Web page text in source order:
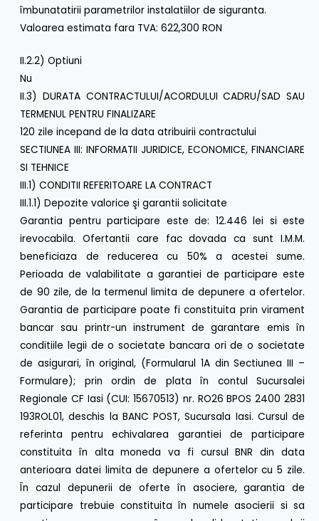
îmbunatatirii parametrilor instalatiilor de siguranta.
Valoarea estimata fara TVA: 622,300 RON
II.2.2) Optiuni
Nu
II.3) DURATA CONTRACTULUI/ACORDULUI CADRU/SAD SAU
TERMENUL PENTRU FINALIZARE
120 zile incepand de la data atribuirii contractului
SECTIUNEA III: INFORMATII JURIDICE, ECONOMICE, FINANCIARE
SI TEHNICE
III.1) CONDITII REFERITOARE LA CONTRACT
III.1.1) Depozite valorice şi garantii solicitate
Garantia pentru participare este de: 12.446 lei si este
irevocabila. Ofertantii care fac dovada ca sunt I.M.M.
beneficiaza de reducerea cu 50% a acestei sume.
Perioada de valabilitate a garantiei de participare este
de 90 zile, de la termenul limita de depunere a ofertelor.
Garantia de participare poate fi constituita prin virament
bancar sau printr-un instrument de garantare emis în
conditiile legii de o societate bancara ori de o societate
de asigurari, în original, (Formularul 1A din Sectiunea III –
Formulare); prin ordin de plata în contul Sucursalei
Regionale CF Iasi (CUI: 15670513) nr. RO26 BPOS 2400 2831
193ROL01, deschis la BANC POST, Sucursala Iasi. Cursul de
referinta pentru echivalarea garantiei de participare
constituita în alta moneda va fi cursul BNR din data
anterioara datei limita de depunere a ofertelor cu 5 zile.
În cazul depunerii de oferte în asociere, garantia de
participare trebuie constituita în numele asocierii si sa